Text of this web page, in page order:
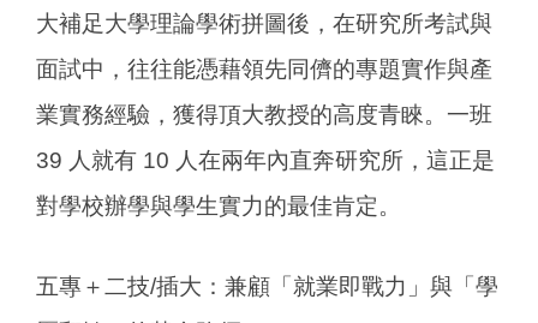
大補足大學理論學術拼圖後，在研究所考試與
面試中，往往能憑藉領先同儕的專題實作與產
業實務經驗，獲得頂大教授的高度青睞。一班
39 人就有 10 人在兩年內直奔研究所，這正是
對學校辦學與學生實力的最佳肯定。
五專＋二技/插大：兼顧「就業即戰力」與「學